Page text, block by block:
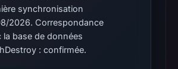
Aug
7,
2026
synchronisation
2026. Correspondance
la base de données
: confirmée.